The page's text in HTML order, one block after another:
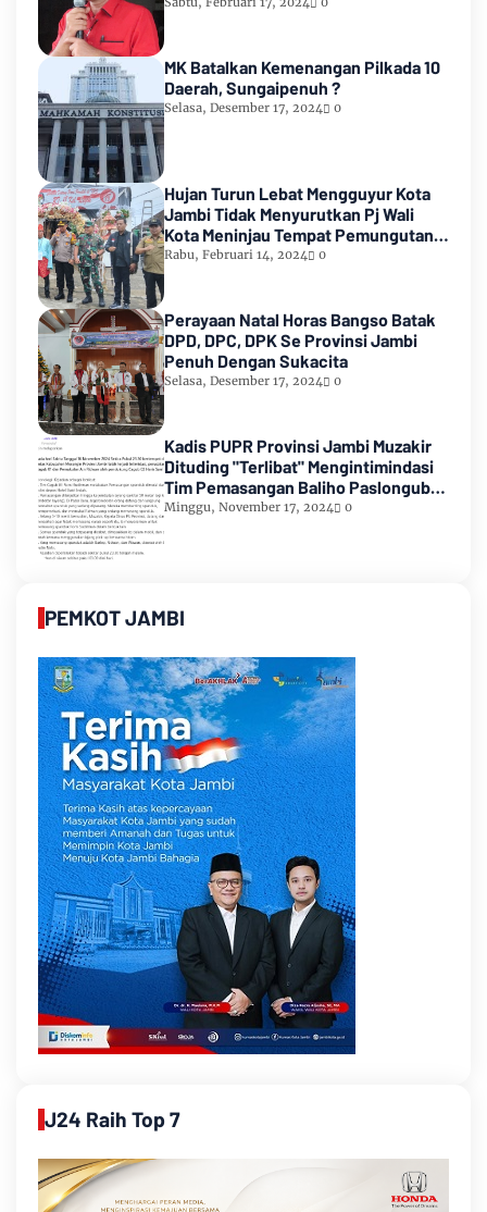
MK Batalkan Kemenangan Pilkada 10
Daerah, Sungaipenuh ?
Selasa, Desember 17, 2024 0
Hujan Turun Lebat Mengguyur Kota
Jambi Tidak Menyurutkan Pj Wali
Kota Meninjau Tempat Pemungutan
Suara Pemilu 2024
Rabu, Februari 14, 2024 0
Perayaan Natal Horas Bangso Batak
DPD, DPC, DPK Se Provinsi Jambi
Penuh Dengan Sukacita
Selasa, Desember 17, 2024 0
Kadis PUPR Provinsi Jambi Muzakir
Dituding "Terlibat" Mengintimindasi
Tim Pemasangan Baliho Paslongub
Romi-Sudirman
Minggu, November 17, 2024 0
PEMKOT JAMBI
J24 Raih Top 7